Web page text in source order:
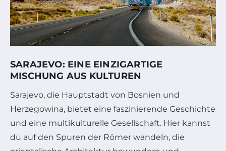
SARAJEVO: EINE EINZIGARTIGE
MISCHUNG AUS KULTUREN
Sarajevo, die Hauptstadt von Bosnien und
Herzegowina, bietet eine faszinierende Geschichte
und eine multikulturelle Gesellschaft. Hier kannst
du auf den Spuren der Römer wandeln, die